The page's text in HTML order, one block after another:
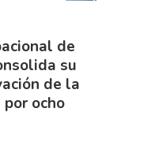
de
su
de la
ocho